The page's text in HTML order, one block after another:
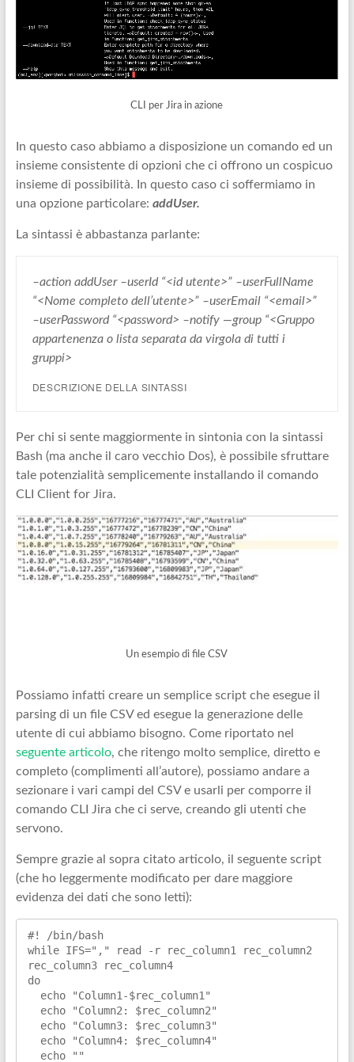
CLI per Jira in azione
In questo caso abbiamo a disposizione un comando ed un
insieme consistente di opzioni che ci offrono un cospicuo
insieme di possibilità. In questo caso ci soffermiamo in
una opzione particolare: addUser.
La sintassi è abbastanza parlante:
–action addUser –userId “<id utente>” –userFullName
“<Nome completo dell’utente>” –userEmail “<email>”
–userPassword “<password> –notify —group “<Gruppo
appartenenza o lista separata da virgola di tutti i
gruppi>
DESCRIZIONE DELLA SINTASSI
Per chi si sente maggiormente in sintonia con la sintassi
Bash (ma anche il caro vecchio Dos), è possibile sfruttare
tale potenzialità semplicemente installando il comando
CLI Client for Jira.
Un esempio di file CSV
Possiamo infatti creare un semplice script che esegue il
parsing di un file CSV ed esegue la generazione delle
utente di cui abbiamo bisogno. Come riportato nel
seguente articolo, che ritengo molto semplice, diretto e
completo (complimenti all’autore), possiamo andare a
sezionare i vari campi del CSV e usarli per comporre il
comando CLI Jira che ci serve, creando gli utenti che
servono.
Sempre grazie al sopra citato articolo, il seguente script
(che ho leggermente modificato per dare maggiore
evidenza dei dati che sono letti):
#! /bin/bash
while IFS="," read -r rec_column1 rec_column2
rec_column3 rec_column4
do
  echo "
Column2: $rec_column2"
  echo "
Column3: $rec_column3"
  echo "
Column4: $rec_column4"